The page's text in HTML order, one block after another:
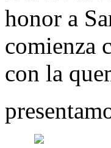
honor a
comienza
con la